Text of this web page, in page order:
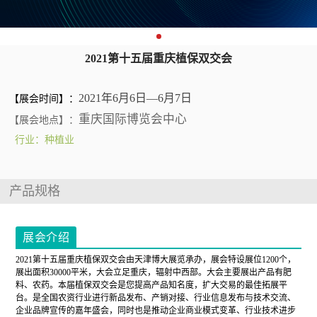
2021第十五届重庆植保双交会
【展会时间】：2021年6月6 日—6月 7 日
【展会地点】： 重庆国际博览会中心
行业：种植业
产品规格
展会介绍
2021第十五届重庆植保双交会由天津博大展览承办，展会特设展位1200个，
展出面积30000平米，大会立足重庆，辐射中西部。大会主要展出产品有肥
料、农药。本届植保双交会是您提高产品知名度，扩大交易的最佳拓展平
台。是全国农资行业进行新品发布、产销对接、行业信息发布与技术交流、
企业品牌宣传的嘉年盛会，同时也是推动企业商业模式变革、行业技术进步